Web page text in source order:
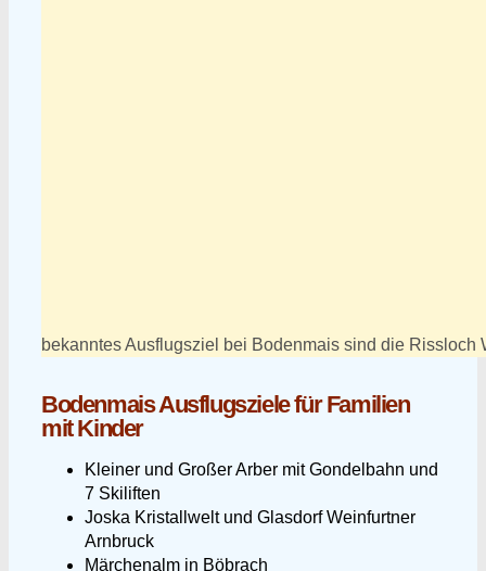
bekanntes Ausflugsziel bei Bodenmais sind die Rissloch
Bodenmais Ausflugsziele für Familien
mit Kinder
Kleiner und Großer Arber mit Gondelbahn und
7 Skiliften
Joska Kristallwelt und Glasdorf Weinfurtner
Arnbruck
Märchenalm in Böbrach